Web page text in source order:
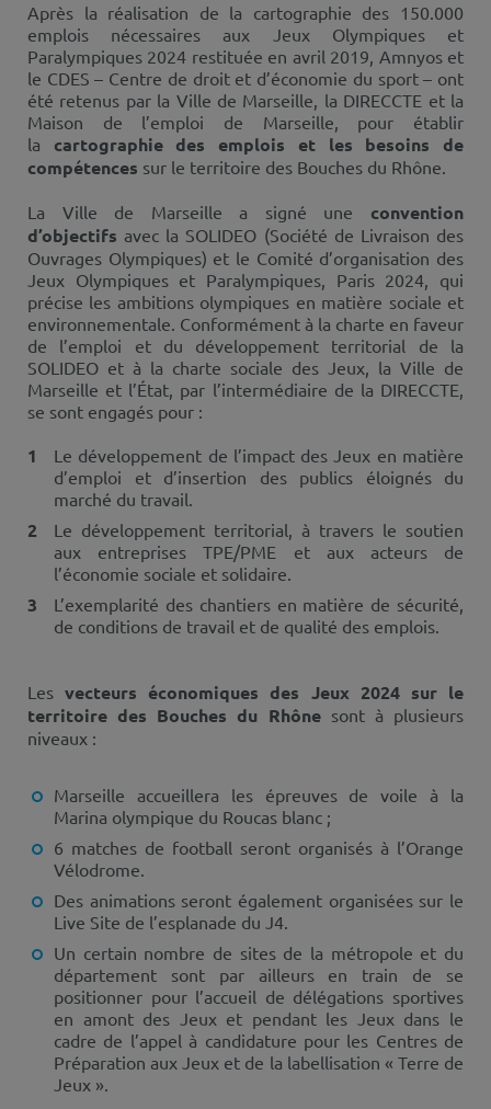
Après la réalisation de la cartographie des 150.000
emplois nécessaires aux Jeux Olympiques et
Paralympiques 2024 restituée en avril 2019, Amnyos et
le CDES – Centre de droit et d’économie du sport – ont
été retenus par la Ville de Marseille, la DIRECCTE et la
Maison de l’emploi de Marseille, pour établir
la cartographie des emplois et les besoins de
compétences sur le territoire des Bouches du Rhône.
La Ville de Marseille a signé une convention
d’objectifs avec la SOLIDEO (Société de Livraison des
Ouvrages Olympiques) et le Comité d’organisation des
Jeux Olympiques et Paralympiques, Paris 2024, qui
précise les ambitions olympiques en matière sociale et
environnementale. Conformément à la charte en faveur
de l’emploi et du développement territorial de la
SOLIDEO et à la charte sociale des Jeux, la Ville de
Marseille et l’État, par l’intermédiaire de la DIRECCTE,
se sont engagés pour :
Le développement de l’impact des Jeux en matière
d’emploi et d’insertion des publics éloignés du
marché du travail.
Le développement territorial, à travers le soutien
aux entreprises TPE/PME et aux acteurs de
l’économie sociale et solidaire.
L’exemplarité des chantiers en matière de sécurité,
de conditions de travail et de qualité des emplois.
Lesvecteurs économiques des Jeux 2024 sur le
territoire des Bouches du Rhônesont à plusieurs
niveaux :
Marseille accueillera les épreuves de voile à la
Marina olympique du Roucas blanc ;
6 matches de football seront organisés à l’Orange
Vélodrome.
Des animations seront également organisées sur le
Live Site de l’esplanade du J4.
Un certain nombre de sites de la métropole et du
département sont par ailleurs en train de se
positionner pour l’accueil de délégations sportives
en amont des Jeux et pendant les Jeux dans le
cadre de l’appel à candidature pour les Centres de
Préparation aux Jeux et de la labellisation « Terre de
Jeux ».